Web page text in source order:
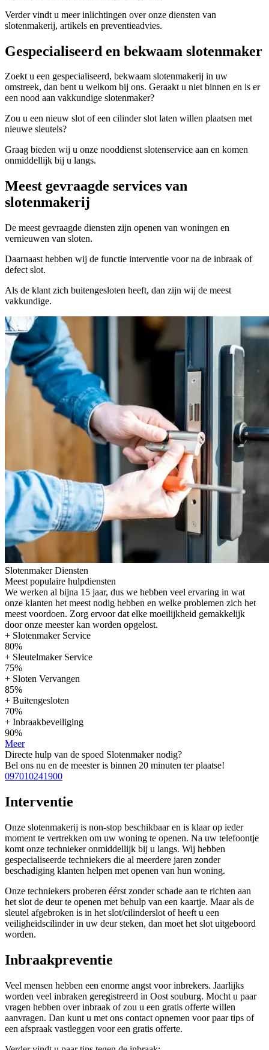
Verder vindt u meer inlichtingen over onze diensten van
slotenmakerij, artikels en preventieadvies.
Gespecialiseerd en bekwaam slotenmaker
Zoekt u een gespecialiseerd, bekwaam slotenmakerij in uw
omstreek, dan bent u welkom bij ons. Geraakt u niet binnen en is er
een nood aan vakkundige slotenmaker?
Zou u een nieuw slot of een cilinder slot laten willen plaatsen met
nieuwe sleutels?
Graag bieden wij u onze nooddienst slotenservice aan en komen
onmiddellijk bij u langs.
Meest gevraagde services van
slotenmakerij
De meest gevraagde diensten zijn openen van woningen en
vernieuwen van sloten.
Daarnaast hebben wij de functie interventie voor na de inbraak of
defect slot.
Als de klant zich buitengesloten heeft, dan zijn wij de meest
vakkundige.
Slotenmaker Diensten
Meest populaire hulpdiensten
We werken al bijna 15 jaar, dus we hebben veel ervaring in wat
onze klanten het meest nodig hebben en welke problemen zich het
meest voordoen. Zorg ervoor dat elke moeilijkheid gemakkelijk
door onze meester kan worden opgelost.
+ Slotenmaker Service
80%
+ Sleutelmaker Service
75%
+ Sloten Vervangen
85%
+ Buitengesloten
70%
+ Inbraakbeveiliging
90%
Meer
Directe hulp van de spoed Slotenmaker nodig?
Bel ons nu en de meester is binnen 20 minuten ter plaatse!
097010241900
Interventie
Onze slotenmakerij is non-stop beschikbaar en is klaar op ieder
moment te vertrekken om uw woning te openen. Na uw telefoontje
komt onze technieker onmiddellijk bij u langs. Wij hebben
gespecialiseerde techniekers die al meerdere jaren zonder
beschadiging klanten helpen met openen van hun woning.
Onze techniekers proberen éérst zonder schade aan te richten aan
het slot de deur te openen met behulp van een kaartje. Maar als de
sleutel afgebroken is in het slot/cilinderslot of heeft u een
veiligheidscilinder in uw deur steken, dan moet het slot uitgeboord
worden.
Inbraakpreventie
Veel mensen hebben een enorme angst voor inbrekers. Jaarlijks
worden veel inbraken geregistreerd in Oost souburg. Mocht u paar
vragen hebben over inbraak of zou u een gratis offerte willen
aanvragen. Dan kunt u met ons contact opnemen voor paar tips of
een afspraak vastleggen voor een gratis offerte.